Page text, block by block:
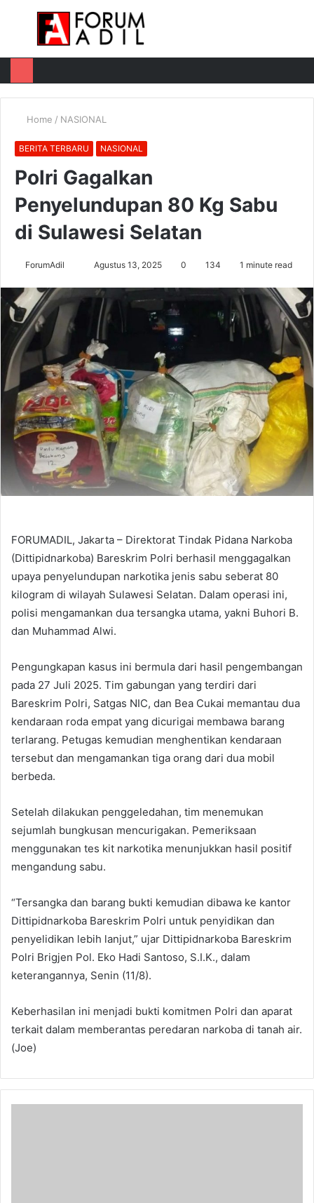
Menu
Home / NASIONAL
BERITA TERBARU NASIONAL
Polri Gagalkan
Penyelundupan 80 Kg Sabu
di Sulawesi Selatan
ForumAdil
email
Agustus 13, 2025 0 134 1 minute read
FORUMADIL, Jakarta – Direktorat Tindak Pidana Narkoba
(Dittipidnarkoba) Bareskrim Polri berhasil menggagalkan
upaya penyelundupan narkotika jenis sabu seberat 80
kilogram di wilayah Sulawesi Selatan. Dalam operasi ini,
polisi mengamankan dua tersangka utama, yakni Buhori B.
dan Muhammad Alwi.
Pengungkapan kasus ini bermula dari hasil pengembangan
pada 27 Juli 2025. Tim gabungan yang terdiri dari
Bareskrim Polri, Satgas NIC, dan Bea Cukai memantau dua
kendaraan roda empat yang dicurigai membawa barang
terlarang. Petugas kemudian menghentikan kendaraan
tersebut dan mengamankan tiga orang dari dua mobil
berbeda.
Setelah dilakukan penggeledahan, tim menemukan
sejumlah bungkusan mencurigakan. Pemeriksaan
menggunakan tes kit narkotika menunjukkan hasil positif
mengandung sabu.
“Tersangka dan barang bukti kemudian dibawa ke kantor
Dittipidnarkoba Bareskrim Polri untuk penyidikan dan
penyelidikan lebih lanjut,” ujar Dittipidnarkoba Bareskrim
Polri Brigjen Pol. Eko Hadi Santoso, S.I.K., dalam
keterangannya, Senin (11/8).
Keberhasilan ini menjadi bukti komitmen Polri dan aparat
terkait dalam memberantas peredaran narkoba di tanah air.
(Joe)